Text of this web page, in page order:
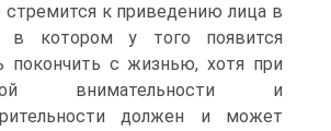
стремится к приведению лица в
в котором у того появится
покончить с жизнью, хотя при
внимательности и
должен и может